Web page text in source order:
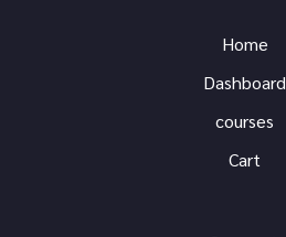
Home
Dashboard
courses
Cart